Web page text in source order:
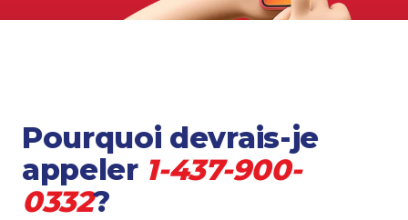
Pourquoi devrais-je
appeler 1-437-900-
0332?